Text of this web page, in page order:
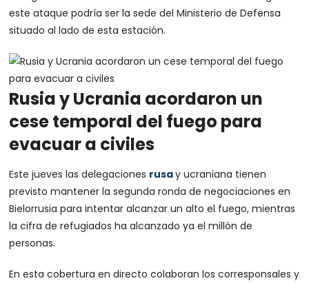
este ataque podría ser la sede del Ministerio de Defensa
situado al lado de esta estación.
Rusia y Ucrania acordaron un
cese temporal del fuego para
evacuar a civiles
Este jueves las delegaciones rusay ucraniana tienen
previsto mantener la segunda ronda de negociaciones en
Bielorrusia para intentar alcanzar un alto el fuego, mientras
la cifra de refugiados ha alcanzado ya el millón de
personas.
En esta cobertura en directo colaboran los corresponsales y